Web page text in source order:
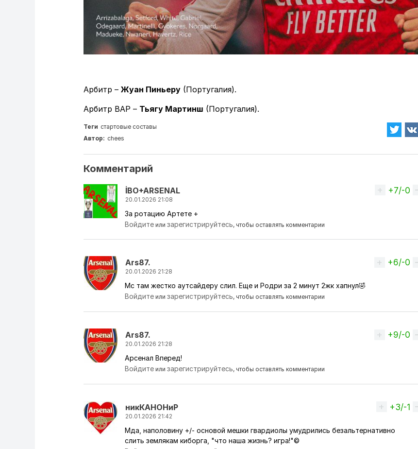
Арбитр – Жуан Пиньеру (Португалия).
Арбитр ВАР – Тьягу Мартинш (Португалия).
Теги стартовые составы
Автор: chees
Комментарий
İBO+ARSENAL
20.01.2026 21:08
Вверх
+7/-0
За ротацию Артете +
Войдите илизарегистрируйтесь, чтобы оставлять комментарии
Ars87.
20.01.2026 21:28
Вверх
+6/-0
Мс там жестко аутсайдеру слил. Еще и Родри за 2 минут 2жк хапнул🤣
Войдите илизарегистрируйтесь, чтобы оставлять комментарии
Ars87.
20.01.2026 21:28
Вверх
+9/-0
Арсенал Вперед!
Войдите илизарегистрируйтесь, чтобы оставлять комментарии
никКАНОНиР
20.01.2026 21:42
Вверх
+3/-1
Мда, наполовину +/- основой мешки гвардиолы умудрились безальтернативно
слить землякам киборга, "что наша жизнь? игра!"©